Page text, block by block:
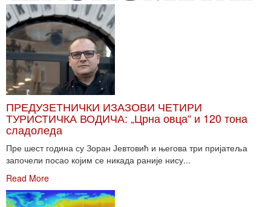
ПРЕДУЗЕТНИЧКИ ИЗАЗОВИ ЧЕТИРИ
ТУРИСТИЧКА ВОДИЧА: „Црна овца“ и 120 тона
сладоледа
Пре шест година су Зоран Јевтовић и његова три пријатеља
започели посао којим се никада раније нису...
Read More